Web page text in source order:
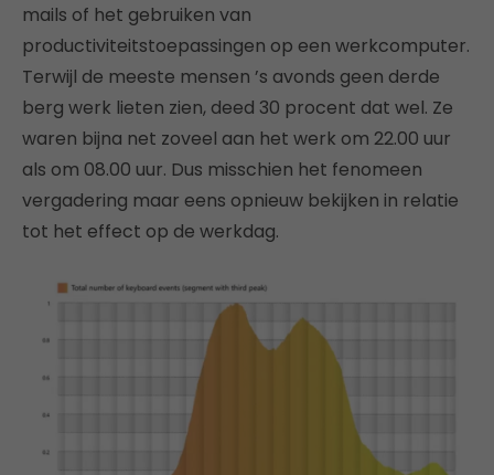
mails of het gebruiken van
productiviteitstoepassingen op een werkcomputer.
Terwijl de meeste mensen ’s avonds geen derde
berg werk lieten zien, deed 30 procent dat wel. Ze
waren bijna net zoveel aan het werk om 22.00 uur
als om 08.00 uur. Dus misschien het fenomeen
vergadering maar eens opnieuw bekijken in relatie
tot het effect op de werkdag.